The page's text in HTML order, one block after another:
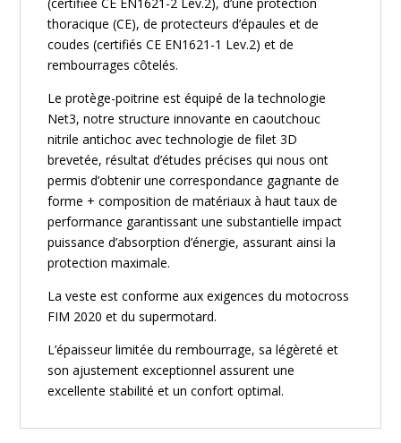
thoracique (CE), de protecteurs d’épaules et de
coudes (certifiés CE EN1621-1 Lev.2) et de
rembourrages côtelés.
Le protège-poitrine est équipé de la technologie
Net3, notre structure innovante en caoutchouc
nitrile antichoc avec technologie de filet 3D
brevetée, résultat d’études précises qui nous ont
permis d’obtenir une correspondance gagnante de
forme + composition de matériaux à haut taux de
performance garantissant une substantielle impact
puissance d’absorption d’énergie, assurant ainsi la
protection maximale.
La veste est conforme aux exigences du motocross
FIM 2020 et du supermotard.
L’épaisseur limitée du rembourrage, sa légèreté et
son ajustement exceptionnel assurent une
excellente stabilité et un confort optimal.